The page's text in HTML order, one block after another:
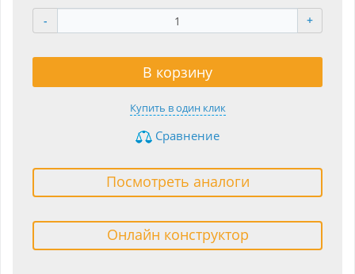
- +
В корзину
Купить в один клик
Сравнение
Посмотреть аналоги
Онлайн конструктор